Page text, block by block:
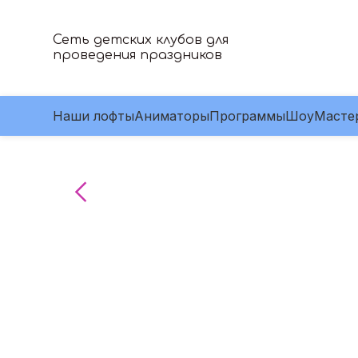
Сеть детских клубов для
проведения праздников
Наши лофтыАниматорыПрограммыШоу